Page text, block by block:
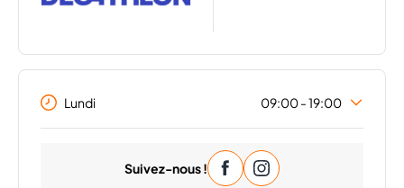
Lundi 09:00 - 19:00
09:00 - 19:00
09:00 - 19:00
Suivez-nous !